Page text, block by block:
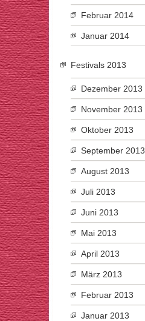
Februar 2014
Januar 2014
Festivals 2013
Dezember 2013
November 2013
Oktober 2013
September 2013
August 2013
Juli 2013
Juni 2013
Mai 2013
April 2013
März 2013
Februar 2013
Januar 2013